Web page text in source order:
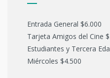
Entrada General $6.000
Tarjeta Amigos del Cine
Estudiantes y Tercera
Miércoles $4.500